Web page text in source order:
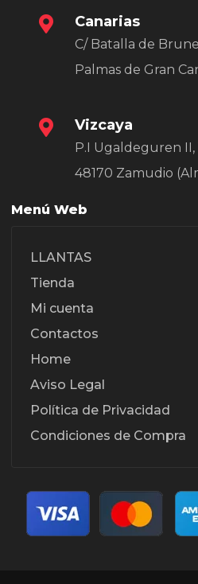
Canarias
C/ Batalla de
Palmas de Gran
Vizcaya
P.I Ugaldeguren II,
48170 Zamudio
Menú Web
LLANTAS
Tienda
Mi cuenta
Contactos
Home
Aviso Legal
Política de Privacidad
Condiciones de Compra